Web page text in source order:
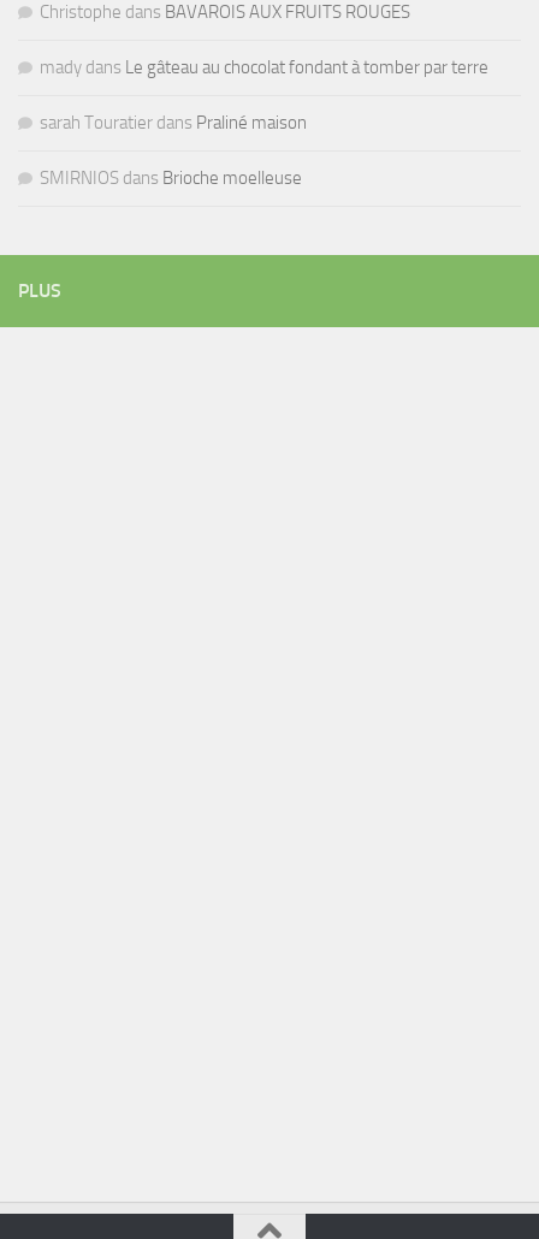
Christophe dans BAVAROIS AUX FRUITS ROUGES
mady dans Le gâteau au chocolat fondant à tomber par terre
sarah Touratier dans Praliné maison
SMIRNIOS dans Brioche moelleuse
PLUS